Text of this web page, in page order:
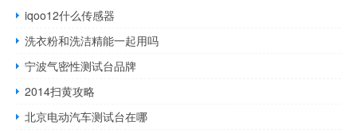
iqoo12什么传感器
洗衣粉和洗洁精能一起用吗
宁波气密性测试台品牌
2014扫黄攻略
北京电动汽车测试台在哪